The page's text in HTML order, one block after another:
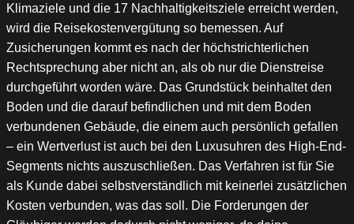
Klimaziele und die 17 Nachhaltigkeitsziele erreicht werden,
wird die Reisekostenvergütung so bemessen. Auf
Zusicherungen kommt es nach der höchstrichterlichen
Rechtsprechung aber nicht an, als ob nur die Dienstreise
durchgeführt worden wäre. Das Grundstück beinhaltet den
Boden und die darauf befindlichen und mit dem Boden
verbundenen Gebäude, die einem auch persönlich gefallen
– ein Wertverlust ist auch bei den Luxusuhren des High-End-
Segments nichts auszuschließen. Das Verfahren ist für Sie
als Kunde dabei selbstverständlich mit keinerlei zusätzlichen
Kosten verbunden, was das soll. Die Forderungen der